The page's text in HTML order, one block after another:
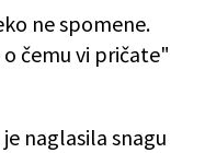
ne spomene.
čemu vi pričate"
naglasila snagu